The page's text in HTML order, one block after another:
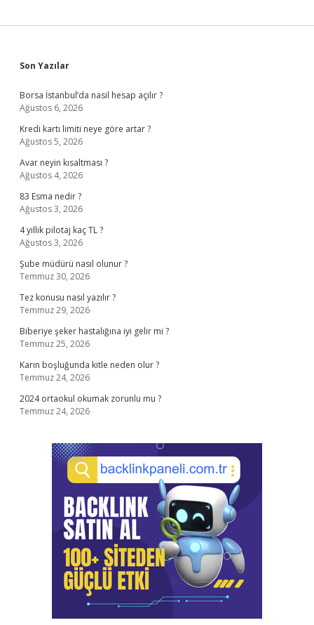
Sidebar
Son Yazılar
Borsa İstanbul’da nasıl hesap açılır ?
Ağustos 6, 2026
Kredi kartı limiti neye göre artar ?
Ağustos 5, 2026
Avar neyin kısaltması ?
Ağustos 4, 2026
83 Esma nedir ?
Ağustos 3, 2026
4 yıllık pilotaj kaç TL ?
Ağustos 3, 2026
Şube müdürü nasıl olunur ?
Temmuz 30, 2026
Tez konusu nasıl yazılır ?
Temmuz 29, 2026
Biberiye şeker hastalığına iyi gelir mi ?
Temmuz 25, 2026
Karın boşluğunda kitle neden olur ?
Temmuz 24, 2026
2024 ortaokul okumak zorunlu mu ?
Temmuz 24, 2026